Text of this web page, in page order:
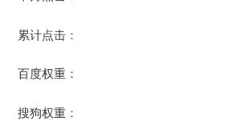
累计点击：
百度权重：
搜狗权重：